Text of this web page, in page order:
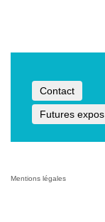
Contact
Futures expos
Mentions légales